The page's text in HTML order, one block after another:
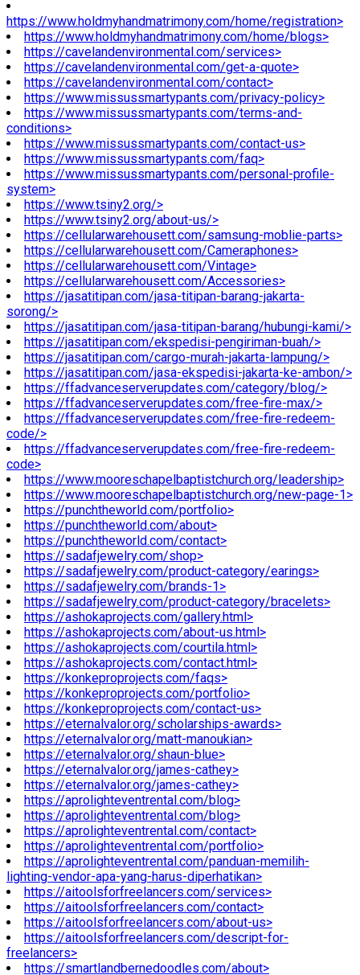
https://www.holdmyhandmatrimony.com/home/registration>
https://www.holdmyhandmatrimony.com/home/blogs>
https://cavelandenvironmental.com/services>
https://cavelandenvironmental.com/get-a-quote>
https://cavelandenvironmental.com/contact>
https://www.missussmartypants.com/privacy-policy>
https://www.missussmartypants.com/terms-and-
conditions>
https://www.missussmartypants.com/contact-us>
https://www.missussmartypants.com/faq>
https://www.missussmartypants.com/personal-profile-
system>
https://www.tsiny2.org/>
https://www.tsiny2.org/about-us/>
https://cellularwarehousett.com/samsung-moblie-parts>
https://cellularwarehousett.com/Cameraphones>
https://cellularwarehousett.com/Vintage>
https://cellularwarehousett.com/Accessories>
https://jasatitipan.com/jasa-titipan-barang-jakarta-
sorong/>
https://jasatitipan.com/jasa-titipan-barang/hubungi-kami/>
https://jasatitipan.com/ekspedisi-pengiriman-buah/>
https://jasatitipan.com/cargo-murah-jakarta-lampung/>
https://jasatitipan.com/jasa-ekspedisi-jakarta-ke-ambon/>
https://ffadvanceserverupdates.com/category/blog/>
https://ffadvanceserverupdates.com/free-fire-max/>
https://ffadvanceserverupdates.com/free-fire-redeem-
code/>
https://ffadvanceserverupdates.com/free-fire-redeem-
code>
https://www.mooreschapelbaptistchurch.org/leadership>
https://www.mooreschapelbaptistchurch.org/new-page-1>
https://punchtheworld.com/portfolio>
https://punchtheworld.com/about>
https://punchtheworld.com/contact>
https://sadafjewelry.com/shop>
https://sadafjewelry.com/product-category/earings>
https://sadafjewelry.com/brands-1>
https://sadafjewelry.com/product-category/bracelets>
https://ashokaprojects.com/gallery.html>
https://ashokaprojects.com/about-us.html>
https://ashokaprojects.com/courtila.html>
https://ashokaprojects.com/contact.html>
https://konkeproprojects.com/faqs>
https://konkeproprojects.com/portfolio>
https://konkeproprojects.com/contact-us>
https://eternalvalor.org/scholarships-awards>
https://eternalvalor.org/matt-manoukian>
https://eternalvalor.org/shaun-blue>
https://eternalvalor.org/james-cathey>
https://eternalvalor.org/james-cathey>
https://aprolighteventrental.com/blog>
https://aprolighteventrental.com/blog>
https://aprolighteventrental.com/contact>
https://aprolighteventrental.com/portfolio>
https://aprolighteventrental.com/panduan-memilih-
lighting-vendor-apa-yang-harus-diperhatikan>
https://aitoolsforfreelancers.com/services>
https://aitoolsforfreelancers.com/contact>
https://aitoolsforfreelancers.com/about-us>
https://aitoolsforfreelancers.com/descript-for-
freelancers>
https://smartlandbernedoodles.com/about>